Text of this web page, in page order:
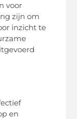
voor
zijn om
inzicht te
en